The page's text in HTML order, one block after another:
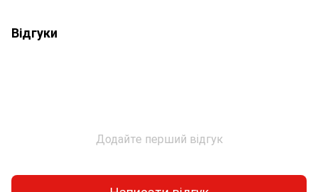
Відгуки
Додайте перший відгук